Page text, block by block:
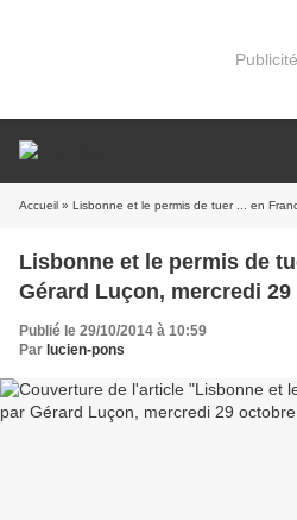
Publicité
Accueil » Lisbonne et le permis de tuer ... en France,
Lisbonne et le permis de
Gérard Luçon, mercredi 29
Publié le 29/10/2014 à 10:59
Par lucien-pons